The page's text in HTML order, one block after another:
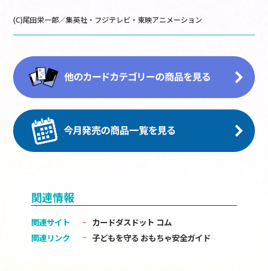
(C)尾田栄一郎／集英社・フジテレビ・東映アニメーション
関連情報
関連サイト
カードダスドット コム
関連リンク
子どもを守る おもちゃ安全ガイド